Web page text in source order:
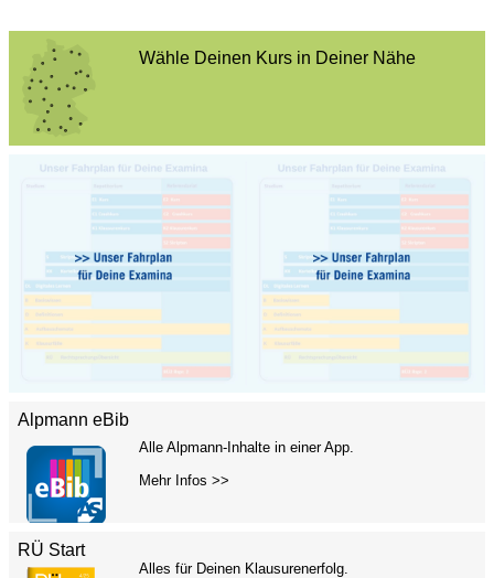
Wähle Deinen Kurs in Deiner Nähe
Alpmann eBib
Alle Alpmann-Inhalte in einer App.
Mehr Infos >>
RÜ Start
Alles für Deinen Klausurenerfolg.